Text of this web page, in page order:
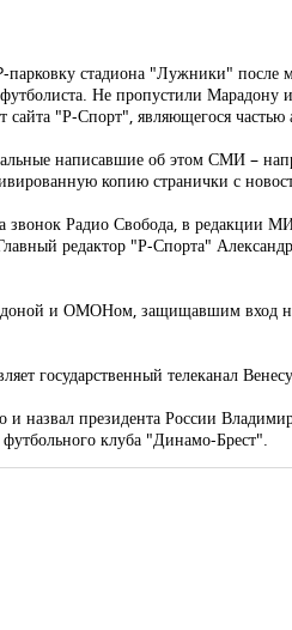
стадиона "Лужники"
Не пропустили Марадону
"Р-Спорт", являющегося частью
написавшие об этом СМИ –
копию странички с
звонок Радио Свобода, в редакции
редактор "Р-Спорта"
и ОМОНом, защищавшим вход
государственный телеканал
назвал президента России
клуба "Динамо-Брест".